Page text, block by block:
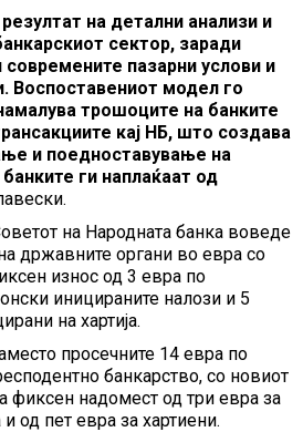
на детални анализи и
сектор, заради
пазарни услови и
Воспоставениот модел го
трошоците на банките
кај НБ, што создава
и поедноставување на
ги наплаќаат од
на Народната банка воведе
државните органи во евра со
износ од 3 евра по
иницираните налози и 5
на хартија.
просечните 14 евра по
банкарство, со новиот
фиксен надомест од три евра за
од пет евра за хартиени.